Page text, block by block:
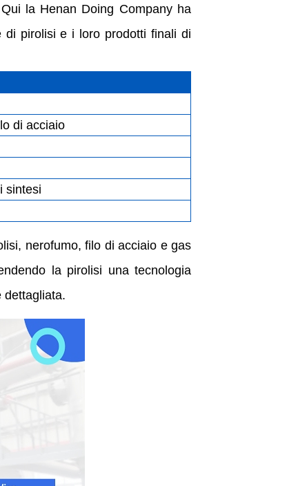
la Henan Doing Company ha
di pirolisi e i loro prodotti finali di
di acciaio
sintesi
nerofumo, filo di acciaio e gas
la pirolisi una tecnologia
dettagliata.